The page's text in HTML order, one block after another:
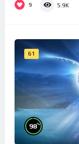
9 5.9K
61
98%